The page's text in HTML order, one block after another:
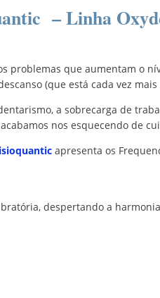
– Linha
problemas que aumentam o
(que está cada vez
a sobrecarga de
nos esquecendo de
apresenta os
despertando a